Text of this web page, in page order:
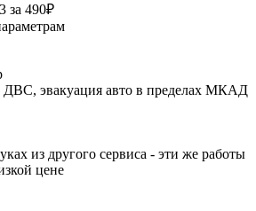
за 490₽
эвакуация авто в пределах МКАД
из другого сервиса - эти же работы
цене